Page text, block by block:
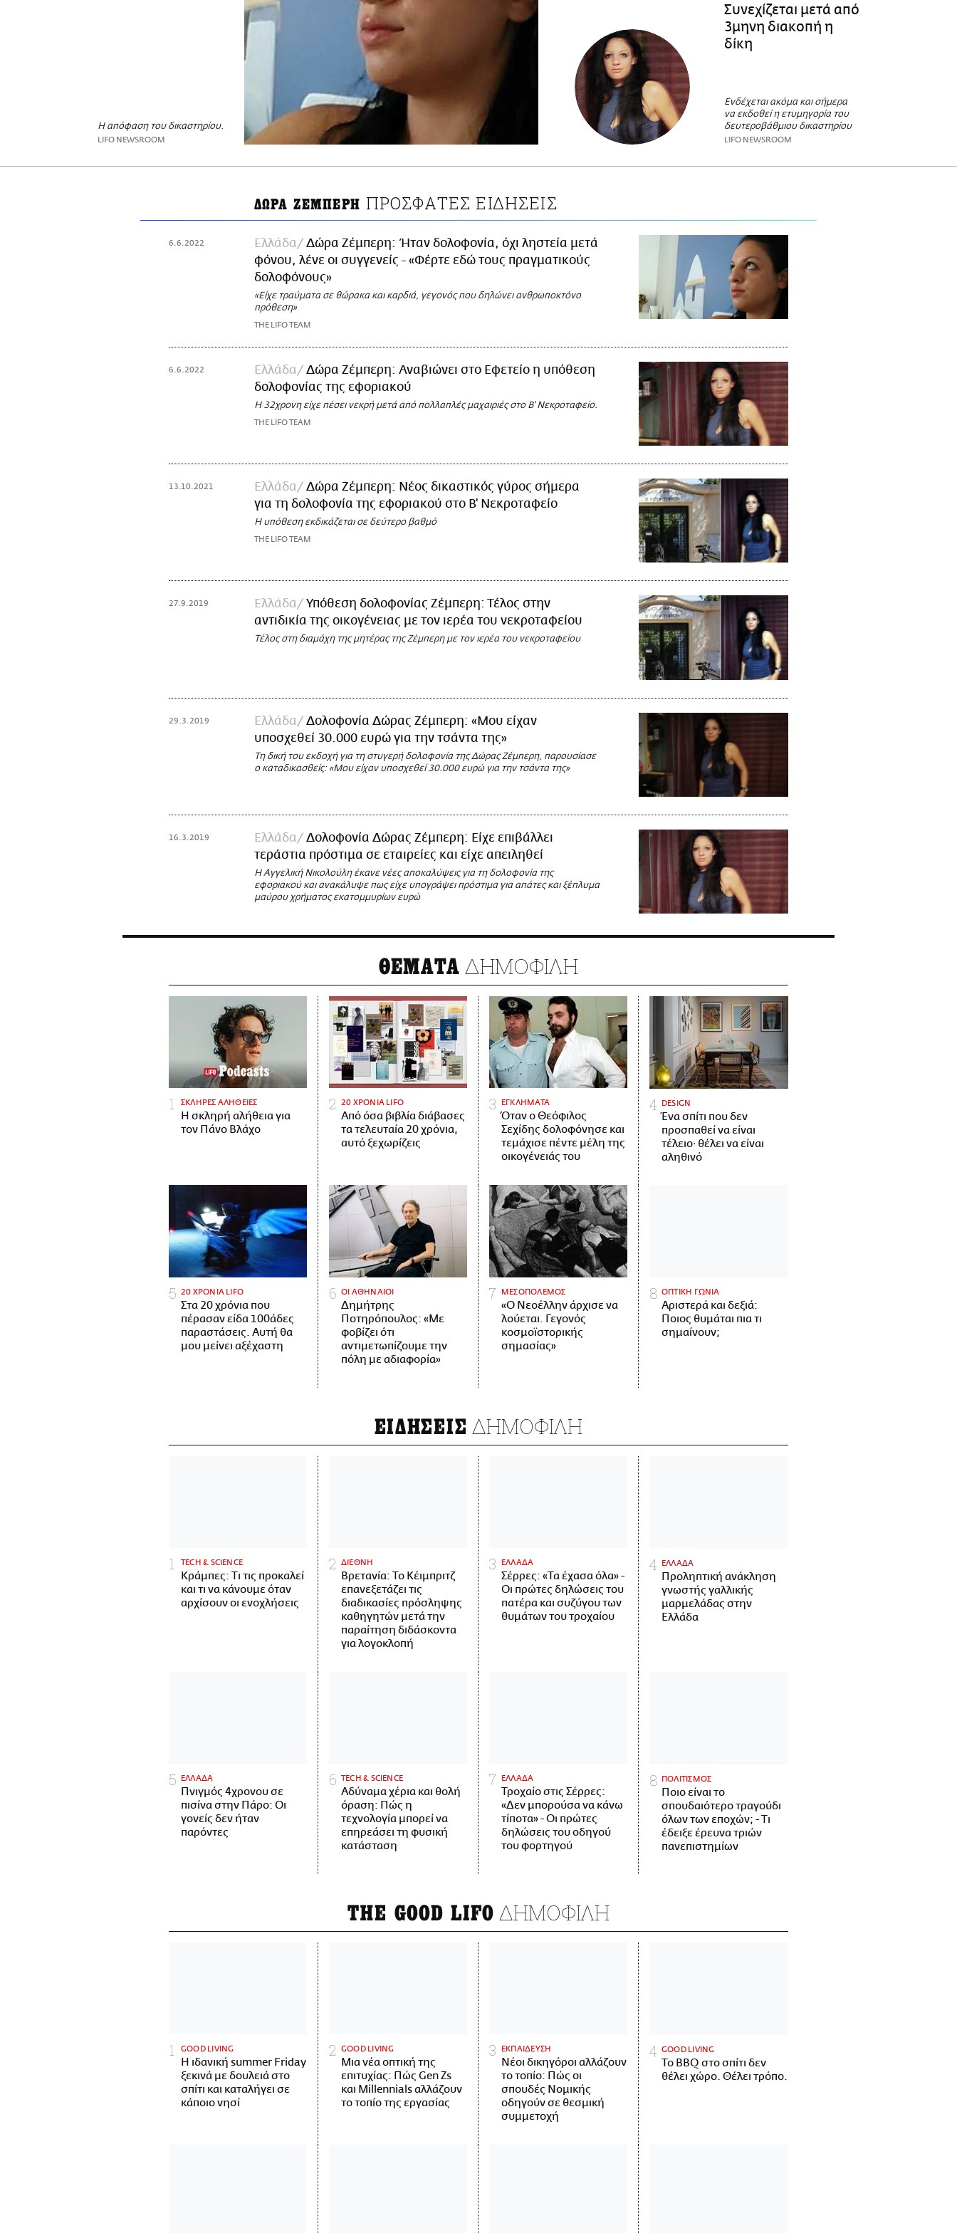
Η απόφαση του δικαστηρίου.
LIFO NEWSROOM
Συνεχίζεται μετά από
3μηνη διακοπή η
δίκη
Ενδέχεται ακόμα και σήμερα
να εκδοθεί η ετυμηγορία του
δευτεροβάθμιου δικαστηρίου
LIFO NEWSROOM
ΔΩΡΑ ΖΕΜΠΕΡΗ ΠΡΟΣΦΑΤΕΣ ΕΙΔΗΣΕΙΣ
6.6.2022 Ελλάδα
Δώρα Ζέμπερη: Ήταν δολοφονία, όχι ληστεία μετά
φόνου, λένε οι συγγενείς - «Φέρτε εδώ τους πραγματικούς
δολοφόνους»
«Είχε τραύματα σε θώρακα και καρδιά, γεγονός που δηλώνει ανθρωποκτόνο
πρόθεση»
THE LIFO TEAM
6.6.2022 Ελλάδα
Δώρα Ζέμπερη: Αναβιώνει στο Εφετείο η υπόθεση
δολοφονίας της εφοριακού
Η 32χρονη είχε πέσει νεκρή μετά από πολλαπλές μαχαιριές στο Β' Νεκροταφείο.
THE LIFO TEAM
13.10.2021 Ελλάδα
Δώρα Ζέμπερη: Νέος δικαστικός γύρος σήμερα
για τη δολοφονία της εφοριακού στο Β' Νεκροταφείο
Η υπόθεση εκδικάζεται σε δεύτερο βαθμό
THE LIFO TEAM
27.9.2019 Ελλάδα
Υπόθεση δολοφονίας Ζέμπερη: Τέλος στην
αντιδικία της οικογένειας με τον ιερέα του νεκροταφείου
Τέλος στη διαμάχη της μητέρας της Ζέμπερη με τον ιερέα του νεκροταφείου
29.3.2019 Ελλάδα
Δολοφονία Δώρας Ζέμπερη: «Μου είχαν
υποσχεθεί 30.000 ευρώ για την τσάντα της»
Τη δική του εκδοχή για τη στυγερή δολοφονία της Δώρας Ζέμπερη, παρουσίασε
ο καταδικασθείς: «Μου είχαν υποσχεθεί 30.000 ευρώ για την τσάντα της»
16.3.2019 Ελλάδα
Δολοφονία Δώρας Ζέμπερη: Είχε επιβάλλει
τεράστια πρόστιμα σε εταιρείες και είχε απειληθεί
Η Αγγελική Νικολούλη έκανε νέες αποκαλύψεις για τη δολοφονία της
εφοριακού και ανακάλυψε πως είχε υπογράψει πρόστιμα για απάτες και ξέπλυμα
μαύρου χρήματος εκατομμυρίων ευρώ
ΘΕΜΑΤΑ ΔΗΜΟΦΙΛΗ
ΣΚΛΗΡΕΣ ΑΛΗΘΕΙΕΣ
H σκληρή αλήθεια για
τον Πάνο Βλάχο
20 ΧΡΟΝΙΑ LIFO
Από όσα βιβλία διάβασες
τα τελευταία 20 χρόνια,
αυτό ξεχωρίζεις
ΕΓΚΛΗΜΑΤΑ
Όταν ο Θεόφιλος
Σεχίδης δολοφόνησε και
τεμάχισε πέντε μέλη της
οικογένειάς του
DESIGN
Ένα σπίτι που δεν
προσπαθεί να είναι
τέλειο· θέλει να είναι
αληθινό
20 ΧΡΟΝΙΑ LIFO
Στα 20 χρόνια που
πέρασαν είδα 100άδες
παραστάσεις. Αυτή θα
μου μείνει αξέχαστη
ΟΙ ΑΘΗΝΑΙΟΙ
Δημήτρης
Ποτηρόπουλος: «Με
φοβίζει ότι
αντιμετωπίζουμε την
πόλη με αδιαφορία»
ΜΕΣΟΠΟΛΕΜΟΣ
«Ο Νεοέλλην άρχισε να
λούεται. Γεγονός
κοσμοϊστορικής
σημασίας»
ΟΠΤΙΚΗ ΓΩΝΙΑ
Αριστερά και δεξιά:
Ποιος θυμάται πια τι
σημαίνουν;
ΕΙΔΗΣΕΙΣ ΔΗΜΟΦΙΛΗ
ΤECH & SCIENCE
Κράμπες: Τι τις προκαλεί
και τι να κάνουμε όταν
αρχίσουν οι ενοχλήσεις
ΔΙΕΘΝΗ
Βρετανία: Το Κέιμπριτζ
επανεξετάζει τις
διαδικασίες πρόσληψης
καθηγητών μετά την
παραίτηση διδάσκοντα
για λογοκλοπή
ΕΛΛΑΔΑ
Σέρρες: «Τα έχασα όλα» -
Οι πρώτες δηλώσεις του
πατέρα και συζύγου των
θυμάτων του τροχαίου
ΕΛΛΑΔΑ
Προληπτική ανάκληση
γνωστής γαλλικής
μαρμελάδας στην
Ελλάδα
ΕΛΛΑΔΑ
Πνιγμός 4χρονου σε
πισίνα στην Πάρο: Οι
γονείς δεν ήταν
παρόντες
ΤECH & SCIENCE
Αδύναμα χέρια και θολή
όραση: Πώς η
τεχνολογία μπορεί να
επηρεάσει τη φυσική
κατάσταση
ΕΛΛΑΔΑ
Τροχαίο στις Σέρρες:
«Δεν μπορούσα να κάνω
τίποτα» - Οι πρώτες
δηλώσεις του οδηγού
του φορτηγού
ΠΟΛΙΤΙΣΜΟΣ
Ποιο είναι το
σπουδαιότερο τραγούδι
όλων των εποχών; - Τι
έδειξε έρευνα τριών
πανεπιστημίων
THE GOOD LIFO ΔΗΜΟΦΙΛΗ
GOOD LIVING
Η ιδανική summer Friday
ξεκινά με δουλειά στο
σπίτι και καταλήγει σε
κάποιο νησί
GOOD LIVING
Μια νέα οπτική της
επιτυχίας: Πώς Gen Zs
και Millennials αλλάζουν
το τοπίο της εργασίας
ΕΚΠΑΙΔΕΥΣΗ
Νέοι δικηγόροι αλλάζουν
το τοπίο: Πώς οι
σπουδές Νομικής
οδηγούν σε θεσμική
συμμετοχή
GOOD LIVING
Το BBQ στο σπίτι δεν
θέλει χώρο. Θέλει τρόπο.